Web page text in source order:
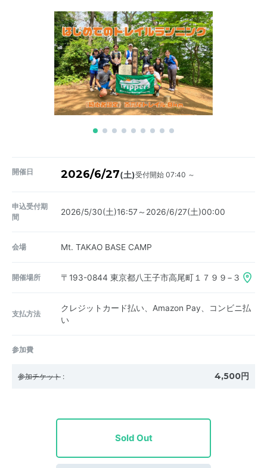
開催日 2026/6/27(土)受付開始 07:40 ～
申込受付期
間
2026/5/30(土)16:57～2026/6/27(土)00:00
会場 Mt. TAKAO BASE CAMP
開催場所 〒193-0844 東京都八王子市高尾町１７９９−３
支払方法
クレジットカード払い、Amazon Pay、コンビニ払
い
参加費
参加チケット : 4,500円
Sold Out